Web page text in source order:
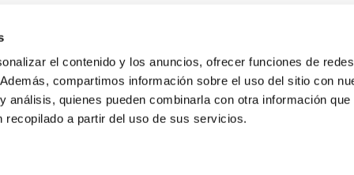
el contenido y los anuncios, ofrecer funciones de
compartimos información sobre el uso del sitio con
análisis, quienes pueden combinarla con otra información que
recopilado a partir del uso de sus servicios.
Perspectivas del cultivoProyectosSobre nosotros